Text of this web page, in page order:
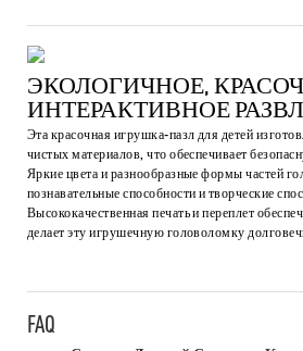
ЭКОЛОГИЧНОЕ,
ИНТЕРАКТИВНОЕ
Эта красочная игрушка-пазл для детей
чистых материалов, что обеспечивает
Яркие цвета и разнообразные формы частей
познавательные способности и творческие
Высококачественная печать и переплет
делает эту игрушечную головоломку
FAQ